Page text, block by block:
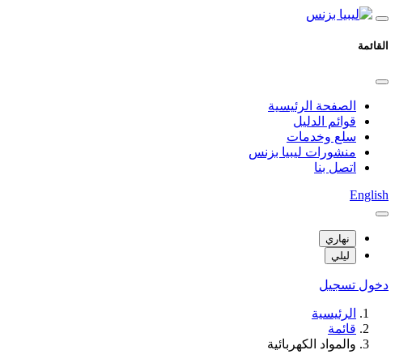
القائمة
الصفحة الرئيسية
قوائم الدليل
سلع وخدمات
منشورات ليبيا بزنس
اتصل بنا
English
نهاري
ليلي
دخول تسجيل
الرئيسية
قائمة
والمواد الكهربائية